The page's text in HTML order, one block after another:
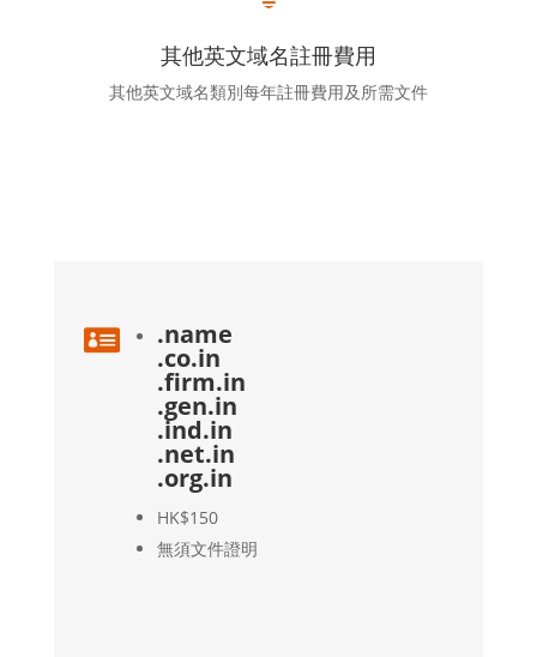
其他英文域名註冊費用
其他英文域名類別每年註冊費用及所需文件
 .name
.co.in
.firm.in
.gen.in
.ind.in
.net.in
.org.in
HK$150
無須文件證明